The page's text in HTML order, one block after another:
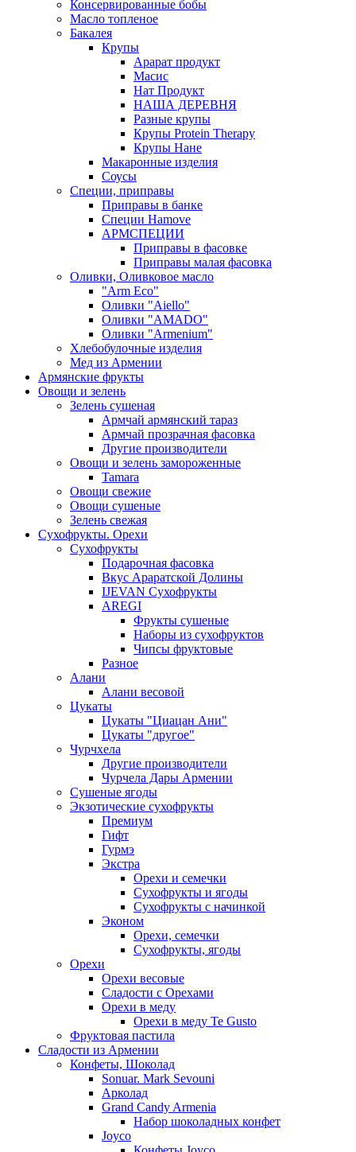
Консервированные бобы
Масло топленое
Бакалея
Крупы
Арарат продукт
Масис
Нат Продукт
НАША ДЕРЕВНЯ
Разные крупы
Крупы Protein Therapy
Крупы Нане
Макаронные изделия
Соусы
Специи, приправы
Приправы в банке
Специи Hamove
АРМСПЕЦИИ
Приправы в фасовке
Приправы малая фасовка
Оливки, Оливковое масло
"Arm Eco"
Оливки "Aiello"
Оливки "AMADO"
Оливки "Armenium"
Хлебобулочные изделия
Мед из Армении
Армянские фрукты
Овощи и зелень
Зелень сушеная
Армчай армянский тараз
Армчай прозрачная фасовка
Другие производители
Овощи и зелень замороженные
Tamara
Овощи свежие
Овощи сушеные
Зелень свежая
Сухофрукты. Орехи
Сухофрукты
Подарочная фасовка
Вкус Араратской Долины
IJEVAN Сухофрукты
AREGI
Фрукты сушеные
Наборы из сухофруктов
Чипсы фруктовые
Разное
Алани
Алани весовой
Цукаты
Цукаты "Циацан Ани"
Цукаты "другое"
Чурчхела
Другие производители
Чурчела Дары Армении
Сушеные ягоды
Экзотические сухофрукты
Премиум
Гифт
Гурмэ
Экстра
Орехи и семечки
Сухофрукты и ягоды
Сухофрукты с начинкой
Эконом
Орехи, семечки
Сухофрукты, ягоды
Орехи
Орехи весовые
Сладости с Орехами
Орехи в меду
Орехи в меду Te Gusto
Фруктовая пастила
Сладости из Армении
Конфеты, Шоколад
Sonuar. Mark Sevouni
Арколад
Grand Candy Armenia
Набор шоколадных конфет
Joyco